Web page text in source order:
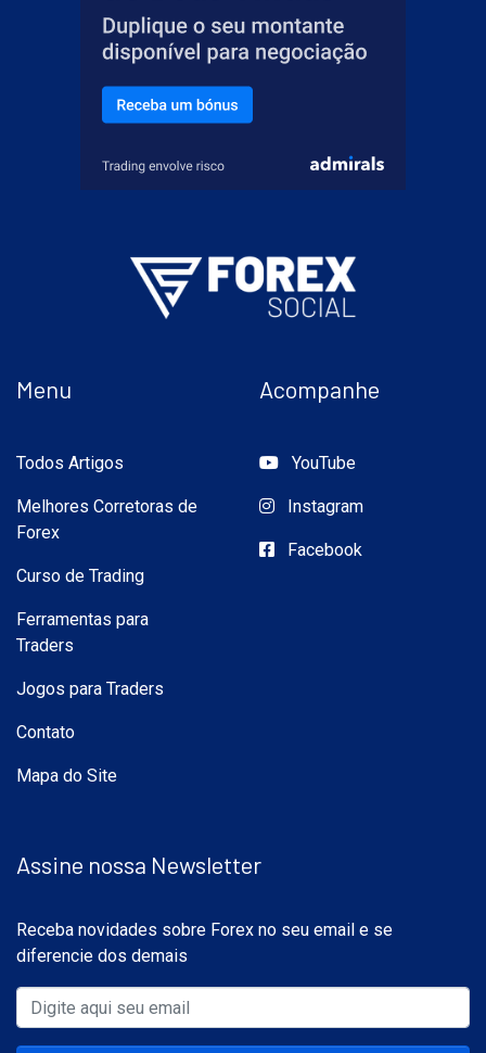
Menu
Todos Artigos
Melhores Corretoras de
Forex
Curso de Trading
Ferramentas para
Traders
Jogos para Traders
Contato
Mapa do Site
Acompanhe
YouTube
Instagram
Facebook
Assine nossa Newsletter
Receba novidades sobre Forex no seu email e se
diferencie dos demais